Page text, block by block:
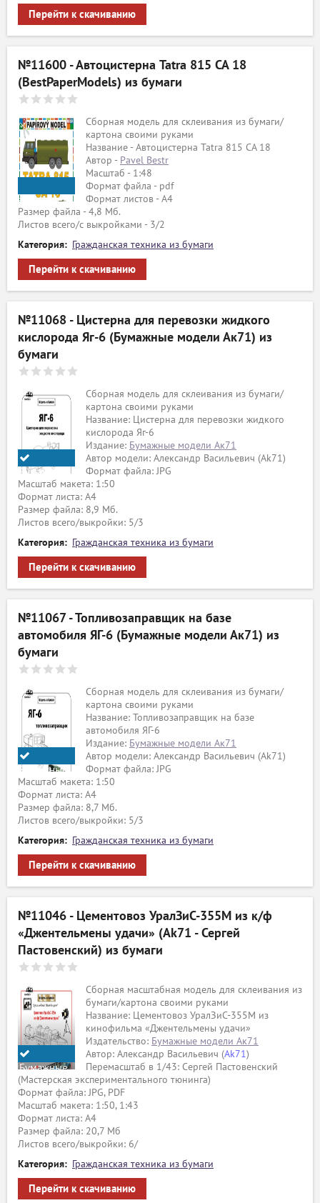
Перейти к скачиванию
№11600 - Автоцистерна Tatra 815 CA 18
(BestPaperModels) из бумаги
Сборная модель для склеивания из бумаги/
картона своими руками
Название - Автоцистерна Tatra 815 CA 18
Автор - Pavel Bestr
Масштаб - 1:48
Формат файла - pdf
Формат листов - A4
Размер файла - 4,8 Мб.
Листов всего/с выкройками - 3/2
Категория: Гражданская техника из бумаги
Перейти к скачиванию
№11068 - Цистерна для перевозки жидкого
кислорода Яг-6 (Бумажные модели Ак71) из
бумаги
Бумажные
модели
Ak71
Сборная модель для склеивания из бумаги/
картона своими руками
Название: Цистерна для перевозки жидкого
кислорода Яг-6
Издание: Бумажные модели Ак71
Автор модели: Александр Васильевич (Ak71)
Формат файла: JPG
Масштаб макета: 1:50
Формат листа: А4
Размер файла: 8,9 Мб.
Листов всего/выкройки: 5/3
Категория: Гражданская техника из бумаги
Перейти к скачиванию
№11067 - Топливозаправщик на базе
автомобиля ЯГ-6 (Бумажные модели Ак71) из
бумаги
Бумажные
модели
Ak71
Сборная модель для склеивания из бумаги/
картона своими руками
Название: Топливозаправщик на базе
автомобиля ЯГ-6
Издание: Бумажные модели Ак71
Автор модели: Александр Васильевич (Ak71)
Формат файла: JPG
Масштаб макета: 1:50
Формат листа: А4
Размер файла: 8,7 Мб.
Листов всего/выкройки: 5/3
Категория: Гражданская техника из бумаги
Перейти к скачиванию
№11046 - Цементовоз УралЗиС-355М из к/ф
«Джентельмены удачи» (Ak71 - Сергей
Пастовенский) из бумаги
Бумажные
модели
Ak71
Сборная масштабная модель для склеивания из
бумаги/картона своими руками
Название: Цементовоз УралЗиС-355М из
кинофильма «Джентельмены удачи»
Издательство: Бумажные модели Ак71
Автор: Александр Васильевич (Ak71)
Перемасштаб в 1/43: Сергей Пастовенский
(Мастерская экспериментального тюнинга)
Формат файла: JPG, PDF
Масштаб макета: 1:50, 1:43
Формат листа: А4
Размер файла: 20,7 Мб
Листов всего/выкройки: 6/
Категория: Гражданская техника из бумаги
Перейти к скачиванию